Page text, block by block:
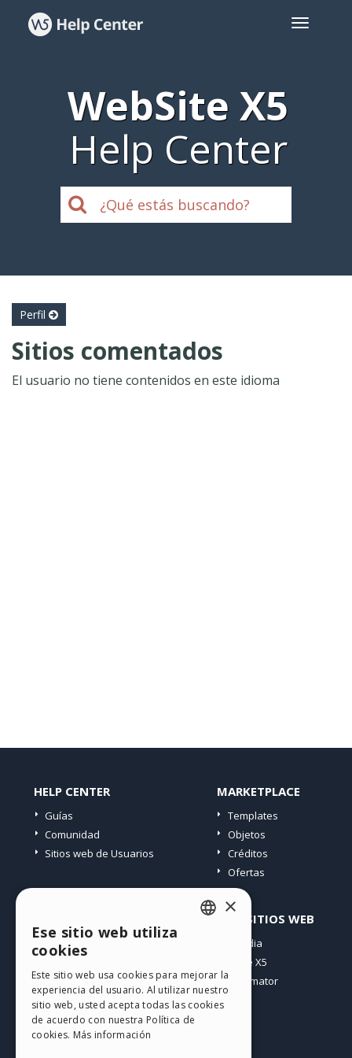
WebSite X5
Help Center
Perfil
Sitios comentados
El usuario no tiene contenidos en este idioma
HELP CENTER
Guías
Comunidad
Sitios web de Usuarios
MARKETPLACE
Templates
Objetos
Créditos
Ofertas
Mis post
Mis download
Espacio Web
Mis Créditos
OTROS SITIOS WEB
Incomedia
WebSite X5
WebAnimator
GERMAN
SPANISH
×
Ese sitio web utiliza
cookies
Este sitio web usa cookies para mejorar la
experiencia del usuario. Al utilizar nuestro
sitio web, usted acepta todas las cookies
de acuerdo con nuestra Política de
cookies. Más información